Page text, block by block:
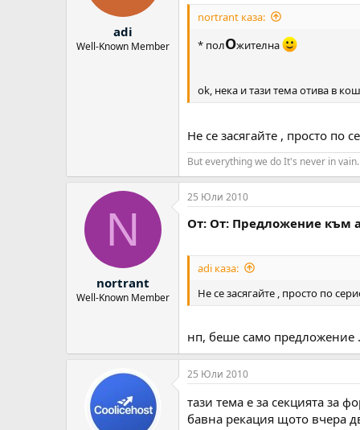
т
adi
Well-Known Member
nortrant каза:
* полОжителна
ok, нека и тази тема отива в
Не се засягайте , просто
But everything we do It's never in vain.
N
nortrant
Well-Known Member
25 Юли 2010
От: От: Предложение към
adi каза:
Не се засягайте , просто по
нп, беше само предложение
25 Юли 2010
тази тема е за секцията за
бавна рекация щото вчера